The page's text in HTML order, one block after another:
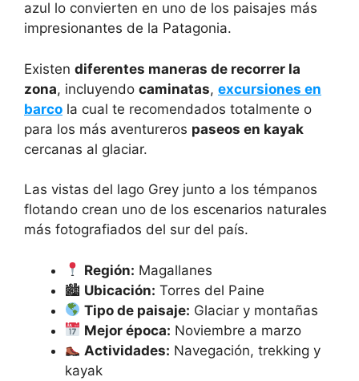
azul lo convierten en uno de los paisajes más
impresionantes de la Patagonia.
Existen diferentes maneras de recorrer la
zona, incluyendo caminatas, excursiones en
barco la cual te recomendados totalmente o
para los más aventureros paseos en kayak
cercanas al glaciar.
Las vistas del lago Grey junto a los témpanos
flotando crean uno de los escenarios naturales
más fotografiados del sur del país.
Región: Magallanes
🏙 Ubicación: Torres del Paine
Tipo de paisaje: Glaciar y montañas
Mejor época: Noviembre a marzo
Actividades: Navegación, trekking y
kayak